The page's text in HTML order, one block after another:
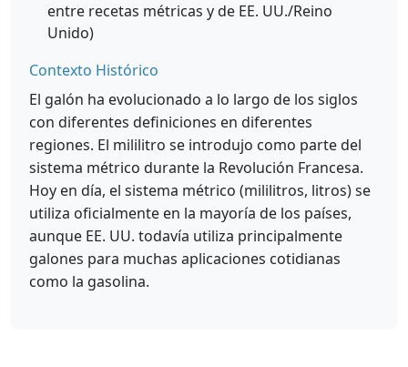
entre recetas métricas y de EE. UU./Reino
Unido)
Contexto Histórico
El galón ha evolucionado a lo largo de los siglos
con diferentes definiciones en diferentes
regiones. El mililitro se introdujo como parte del
sistema métrico durante la Revolución Francesa.
Hoy en día, el sistema métrico (mililitros, litros) se
utiliza oficialmente en la mayoría de los países,
aunque EE. UU. todavía utiliza principalmente
galones para muchas aplicaciones cotidianas
como la gasolina.